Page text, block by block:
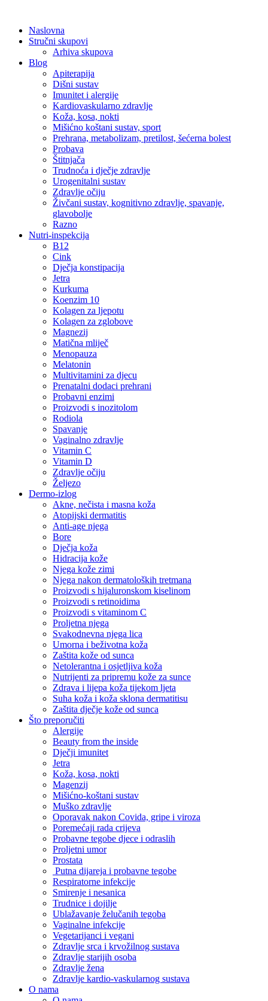
contentNaslovna
Stručni skupovi
Arhiva skupova
Blog
Apiterapija
Dišni sustav
Imunitet i alergije
Kardiovaskularno zdravlje
Koža, kosa, nokti
Mišićno koštani sustav, sport
Prehrana, metabolizam, pretilost, šećerna bolest
Probava
Štitnjača
Trudnoća i dječje zdravlje
Urogenitalni sustav
Zdravlje očiju
Živčani sustav, kognitivno zdravlje, spavanje,
glavobolje
Razno
Nutri-inspekcija
B12
Cink
Dječja konstipacija
Jetra
Kurkuma
Koenzim 10
Kolagen za ljepotu
Kolagen za zglobove
Magnezij
Matična mliječ
Menopauza
Melatonin
Multivitamini za djecu
Prenatalni dodaci prehrani
Probavni enzimi
Proizvodi s inozitolom
Rodiola
Spavanje
Vaginalno zdravlje
Vitamin C
Vitamin D
Zdravlje očiju
Željezo
Dermo-izlog
Akne, nečista i masna koža
Atopijski dermatitis
Anti-age njega
Bore
Dječja koža
Hidracija kože
Njega kože zimi
Njega nakon dermatoloških tretmana
Proizvodi s hijaluronskom kiselinom
Proizvodi s retinoidima
Proizvodi s vitaminom C
Proljetna njega
Svakodnevna njega lica
Umorna i beživotna koža
Zaštita kože od sunca
Netolerantna i osjetljiva koža
Nutrijenti za pripremu kože za sunce
Zdrava i lijepa koža tijekom ljeta
Suha koža i koža sklona dermatitisu
Zaštita dječje kože od sunca
Što preporučiti
Alergije
Beauty from the inside
Dječji imunitet
Jetra
Koža, kosa, nokti
Magenzij
Mišićno-koštani sustav
Muško zdravlje
Oporavak nakon Covida, gripe i viroza
Poremećaji rada crijeva
Probavne tegobe djece i odraslih
Proljetni umor
Prostata
Putna dijareja i probavne tegobe
Respiratorne infekcije
Smirenje i nesanica
Trudnice i dojilje
Ublažavanje želučanih tegoba
Vaginalne infekcije
Vegetarijanci i vegani
Zdravlje srca i krvožilnog sustava
Zdravlje starijih osoba
Zdravlje žena
Zdravlje kardio-vaskularnog sustava
O nama